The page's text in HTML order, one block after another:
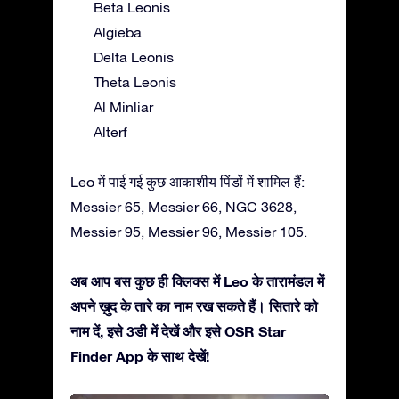
Beta Leonis
Algieba
Delta Leonis
Theta Leonis
Al Minliar
Alterf
Leo में पाई गई कुछ आकाशीय पिंडों में शामिल हैं:
Messier 65, Messier 66, NGC 3628,
Messier 95, Messier 96, Messier 105.
अब आप बस कुछ ही क्लिक्स में Leo के तारामंडल में
अपने ख़ुद के तारे का नाम रख सकते हैं। सितारे को
नाम दें, इसे 3डी में देखें और इसे OSR Star
Finder App के साथ देखें!